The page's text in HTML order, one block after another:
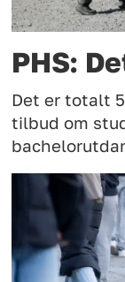
PHS:
Det er totalt
tilbud om